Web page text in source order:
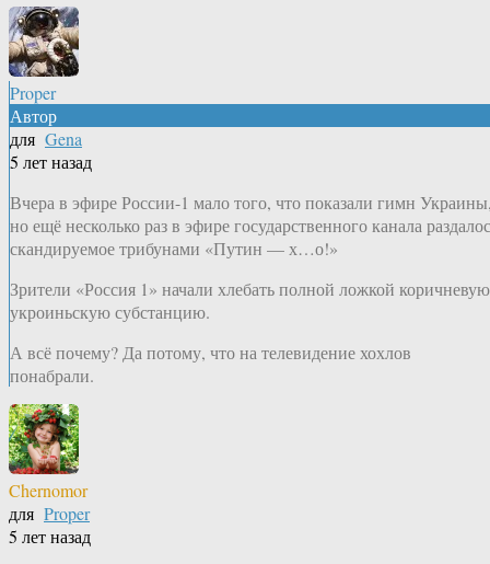
Proper
Автор
для Gena
5 лет назад
Вчера в эфире России-1 мало того, что показали гимн
но ещё несколько раз в эфире государственного канала
скандируемое трибунами «Путин — х…о!»
Зрители «Россия 1» начали хлебать полной ложкой коричневую
укроиньскую субстанцию.
А всё почему? Да потому, что на телевидение хохлов
понабрали.
Chernomor
для Proper
5 лет назад